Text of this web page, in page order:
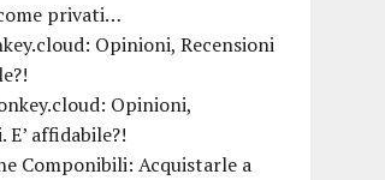
privati…
Opinioni, Recensioni
Opinioni,
E’ affidabile?!
Componibili: Acquistarle a